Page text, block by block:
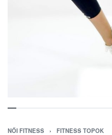
NŐI FITNESS › FITNESS TOPOK